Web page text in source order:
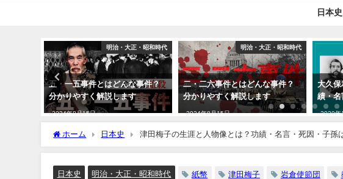
日本史
明治・大正・昭和時代
五・一五事件とはどんな事件？
分かりやすく解説します
2024年8月15日
明治・大正・昭和時代
二・二六事件とはどんな事件？
分かりやすく解説します
2024年8月15日
大久保
績・名
2020年
ホーム 日本史 津田梅子の生涯と人物像とは？功績・名言・死因・子孫
日本史 明治・大正・昭和時代 紙幣 津田梅子 岩倉使節団